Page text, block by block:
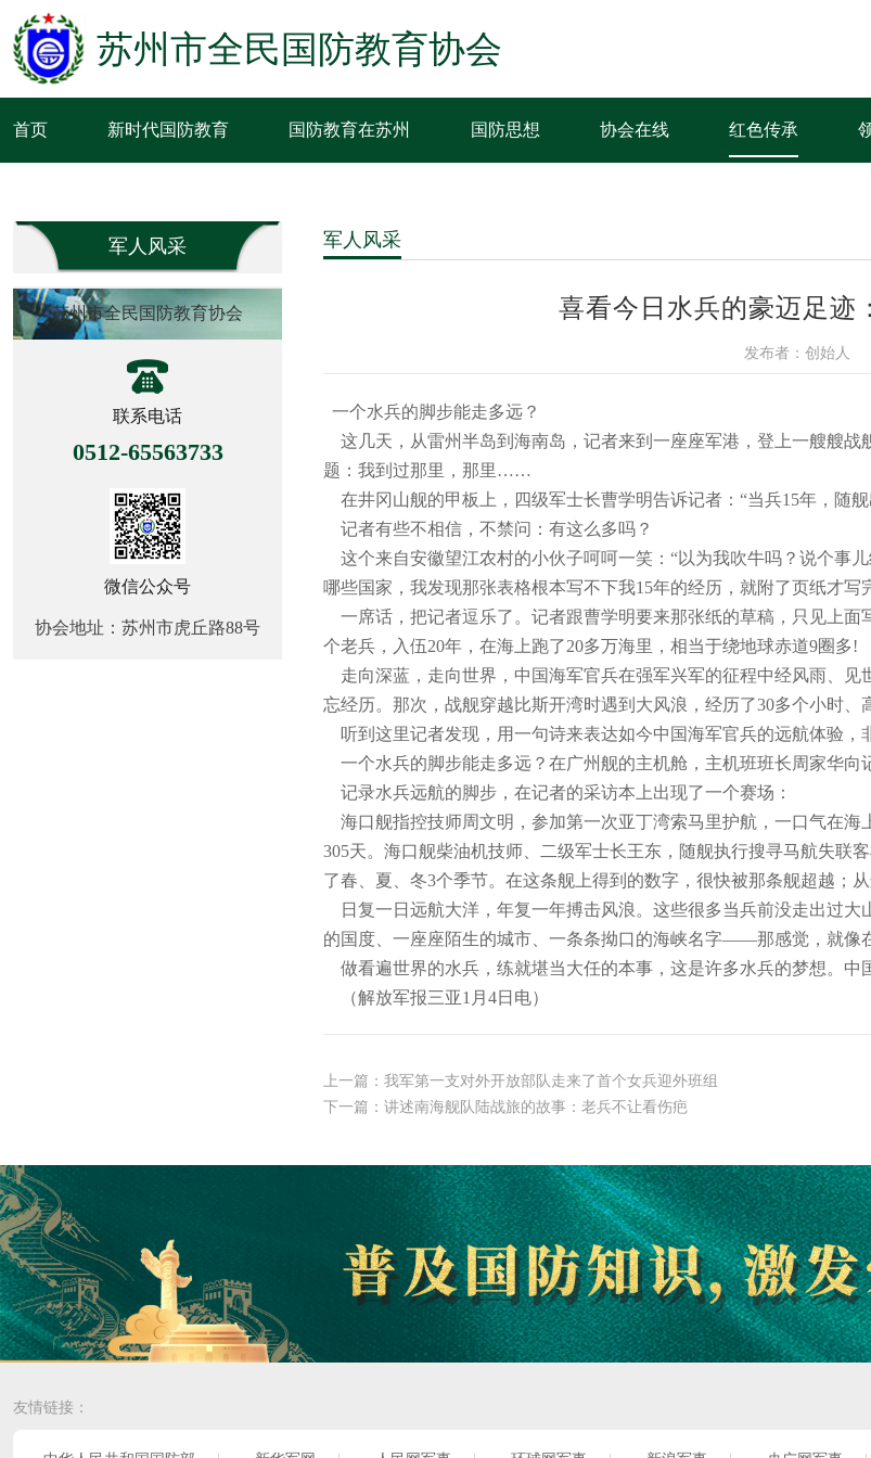
苏州市全民国防教育协会
首页 新时代国防教育 国防教育在苏州 国防思想 协会在线 红色传承
军人风采
苏州市全民国防教育协会
联系电话
0512-65563733
微信公众号
协会地址：苏州市虎丘路88号
军人风采
喜看今日水兵的豪迈足迹
发布者：创始人
一个水兵的脚步能走多远？
这几天，从雷州半岛到海南岛，记者来到一座座军港，登上一艘艘
题：我到过那里，那里……
在井冈山舰的甲板上，四级军士长曹学明告诉记者：“当兵15年，随
记者有些不相信，不禁问：有这么多吗？
这个来自安徽望江农村的小伙子呵呵一笑：“以为我吹牛吗？说个事
哪些国家，我发现那张表格根本写不下我15年的经历，就附了页纸才
一席话，把记者逗乐了。记者跟曹学明要来那张纸的草稿，只见上
个老兵，入伍20年，在海上跑了20多万海里，相当于绕地球赤道9圈多!
走向深蓝，走向世界，中国海军官兵在强军兴军的征程中经风雨、
忘经历。那次，战舰穿越比斯开湾时遇到大风浪，经历了30多个小时
听到这里记者发现，用一句诗来表达如今中国海军官兵的远航体验，
一个水兵的脚步能走多远？在广州舰的主机舱，主机班班长周家华向
记录水兵远航的脚步，在记者的采访本上出现了一个赛场：
海口舰指控技师周文明，参加第一次亚丁湾索马里护航，一口气在海
305天。海口舰柴油机技师、二级军士长王东，随舰执行搜寻马航失联
了春、夏、冬3个季节。在这条舰上得到的数字，很快被那条舰超越
日复一日远航大洋，年复一年搏击风浪。这些很多当兵前没走出过
的国度、一座座陌生的城市、一条条拗口的海峡名字——那感觉，就像
做看遍世界的水兵，练就堪当大任的本事，这是许多水兵的梦想。
（解放军报三亚1月4日电）
上一篇：我军第一支对外开放部队走来了首个女兵迎外班组
下一篇：讲述南海舰队陆战旅的故事：老兵不让看伤疤
友情链接：